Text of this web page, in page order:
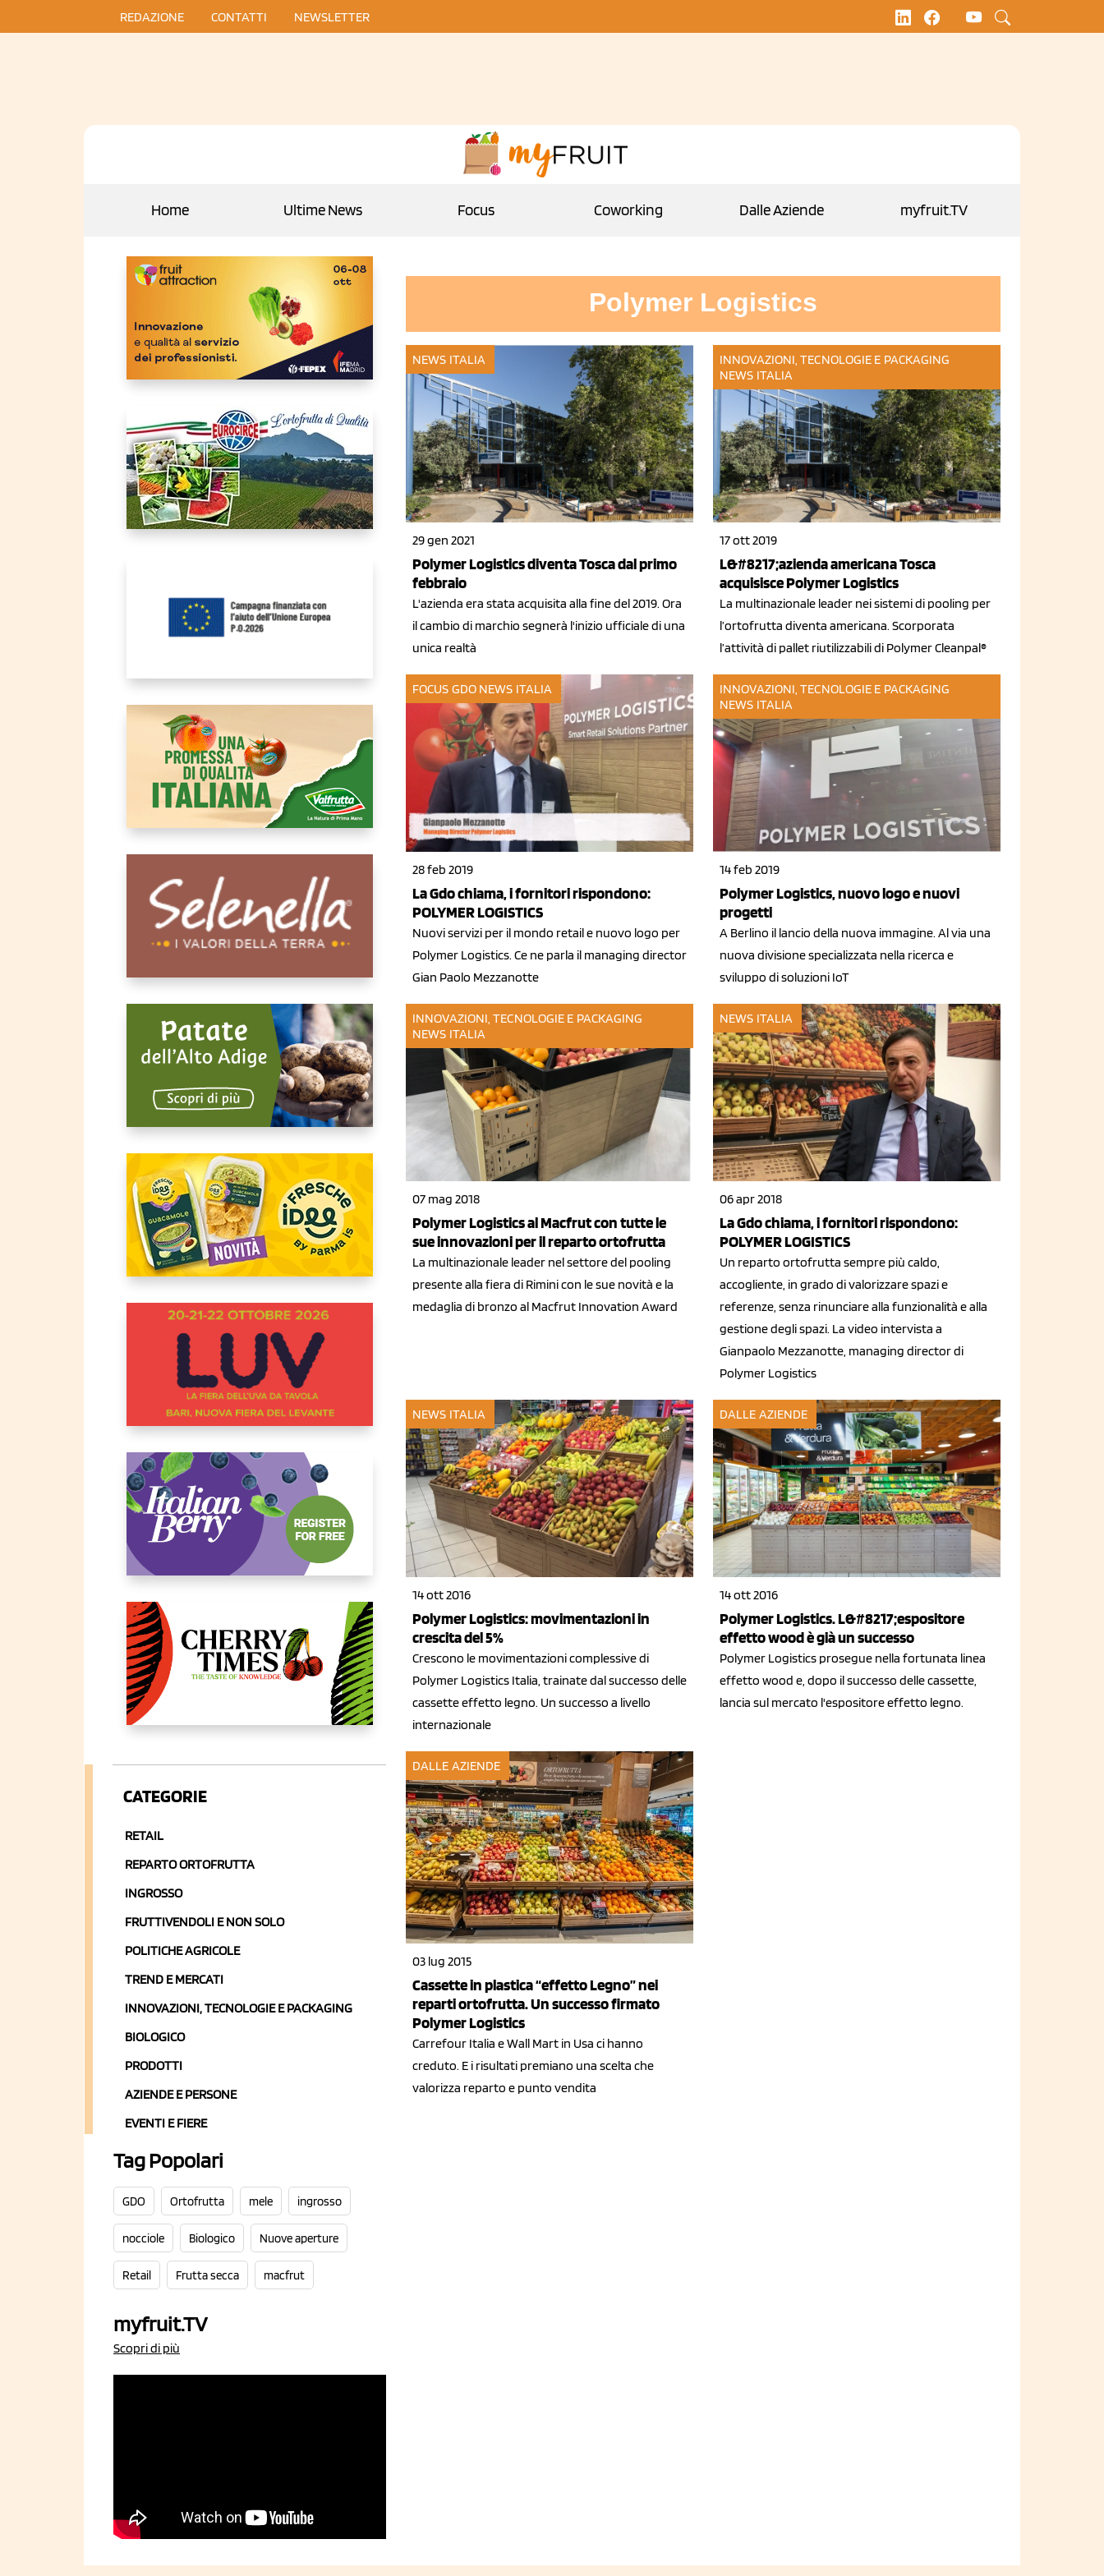
REDAZIONE CONTATTI NEWSLETTER
Home Ultime News Focus Coworking Dalle Aziende myfruit.TV
CATEGORIE
RETAIL
REPARTO ORTOFRUTTA
INGROSSO
FRUTTIVENDOLI E NON SOLO
POLITICHE AGRICOLE
TREND E MERCATI
INNOVAZIONI, TECNOLOGIE E PACKAGING
BIOLOGICO
PRODOTTI
AZIENDE E PERSONE
EVENTI E FIERE
Tag Popolari
GDO Ortofrutta mele ingrosso
nocciole Biologico Nuove aperture
Retail Frutta secca macfrut
myfruit.TV
Scopri di più
Polymer Logistics
NEWS ITALIA
29 gen 2021
Polymer Logistics diventa Tosca dal primo
febbraio
L'azienda era stata acquisita alla fine del 2019. Ora
il cambio di marchio segnerà l'inizio ufficiale di una
unica realtà
INNOVAZIONI, TECNOLOGIE E PACKAGING
NEWS ITALIA
17 ott 2019
L&#8217;azienda americana Tosca
acquisisce Polymer Logistics
La multinazionale leader nei sistemi di pooling per
l’ortofrutta diventa americana. Scorporata
l’attività di pallet riutilizzabili di Polymer Cleanpal®
FOCUS GDO NEWS ITALIA
28 feb 2019
La Gdo chiama, i fornitori rispondono:
POLYMER LOGISTICS
Nuovi servizi per il mondo retail e nuovo logo per
Polymer Logistics. Ce ne parla il managing director
Gian Paolo Mezzanotte
INNOVAZIONI, TECNOLOGIE E PACKAGING
NEWS ITALIA
14 feb 2019
Polymer Logistics, nuovo logo e nuovi
progetti
A Berlino il lancio della nuova immagine. Al via una
nuova divisione specializzata nella ricerca e
sviluppo di soluzioni IoT
INNOVAZIONI, TECNOLOGIE E PACKAGING
NEWS ITALIA
07 mag 2018
Polymer Logistics al Macfrut con tutte le
sue innovazioni per il reparto ortofrutta
La multinazionale leader nel settore del pooling
presente alla fiera di Rimini con le sue novità e la
medaglia di bronzo al Macfrut Innovation Award
NEWS ITALIA
06 apr 2018
La Gdo chiama, i fornitori rispondono:
POLYMER LOGISTICS
Un reparto ortofrutta sempre più caldo,
accogliente, in grado di valorizzare spazi e
referenze, senza rinunciare alla funzionalità e alla
gestione degli spazi. La video intervista a
Gianpaolo Mezzanotte, managing director di
Polymer Logistics
NEWS ITALIA
14 ott 2016
Polymer Logistics: movimentazioni in
crescita del 5%
Crescono le movimentazioni complessive di
Polymer Logistics Italia, trainate dal successo delle
cassette effetto legno. Un successo a livello
internazionale
DALLE AZIENDE
14 ott 2016
Polymer Logistics. L&#8217;espositore
effetto wood è già un successo
Polymer Logistics prosegue nella fortunata linea
effetto wood e, dopo il successo delle cassette,
lancia sul mercato l'espositore effetto legno.
DALLE AZIENDE
03 lug 2015
Cassette in plastica “effetto Legno” nei
reparti ortofrutta. Un successo firmato
Polymer Logistics
Carrefour Italia e Wall Mart in Usa ci hanno
creduto. E i risultati premiano una scelta che
valorizza reparto e punto vendita